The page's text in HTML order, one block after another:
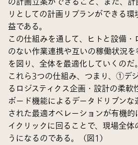
リとしての計画リプランができる
益である。
この仕組みを通して、ヒトと設備・
のない作業連携や互いの稼働状況
を図り、全体を最適化していくのだ。
これら3つの仕組み、つまり、①デ
るロジスティクス企画・設計の柔
ボード機能によるデータドリブン
された最適オペレーションが有機
イクリックに回ることで、現場全
うになるのである。（図1）